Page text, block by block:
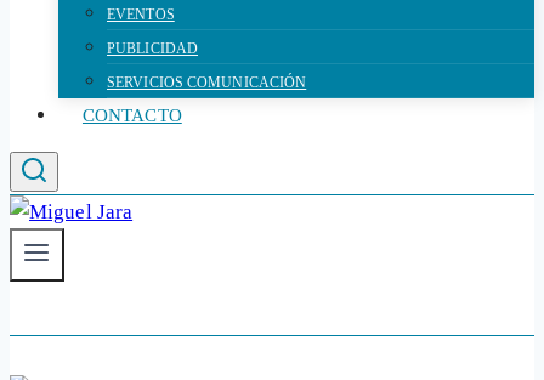
EVENTOS
PUBLICIDAD
SERVICIOS COMUNICACIÓN
CONTACTO